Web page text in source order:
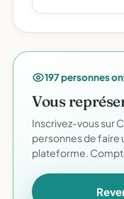
197 personnes
Vous
Inscrivez-vous sur
personnes de faire
plateforme.